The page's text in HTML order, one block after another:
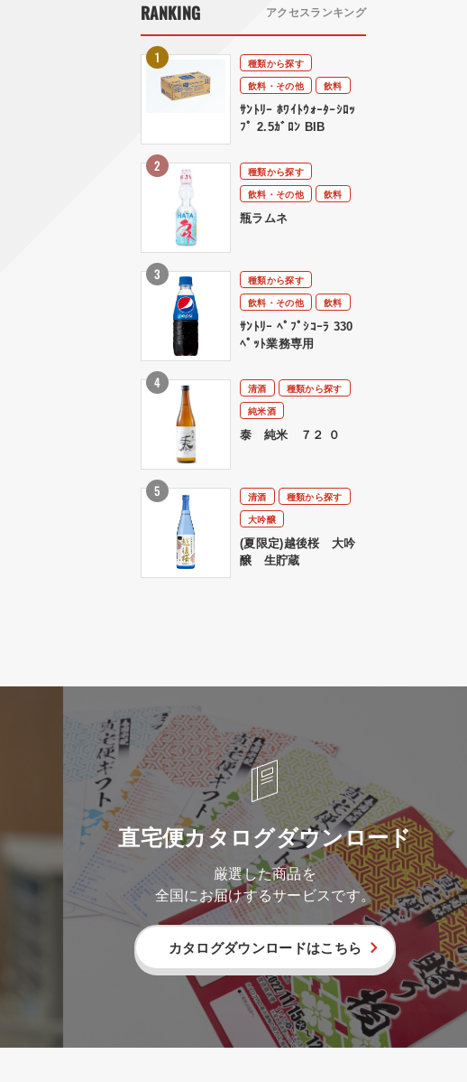
RANKING アクセスランキング
種類から探す
飲料・その他
飲料
ｻﾝﾄﾘｰ ﾎﾜｲﾄｳｫｰﾀｰｼﾛｯ
ﾌﾟ 2.5ｶﾞﾛﾝ BIB
種類から探す
飲料・その他
飲料
瓶ラムネ
種類から探す
飲料・その他
飲料
ｻﾝﾄﾘｰ ﾍﾟﾌﾟｼｺｰﾗ 330
ﾍﾟｯﾄ業務専用
清酒
種類から探す
純米酒
泰 純米 ７２ ０
清酒
種類から探す
大吟醸
(夏限定)越後桜 大吟
醸 生貯蔵
直宅便カタログダウンロード
厳選した商品を
全国にお届けするサービスです。
カタログダウンロードはこちら